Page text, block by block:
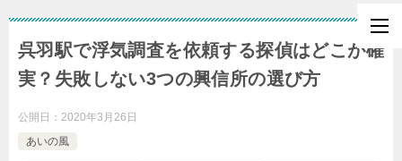
呉羽駅で浮気調査を依頼する探偵はどこが確
実？失敗しない3つの興信所の選び方
公開日： 2020年3月26日
あいの風